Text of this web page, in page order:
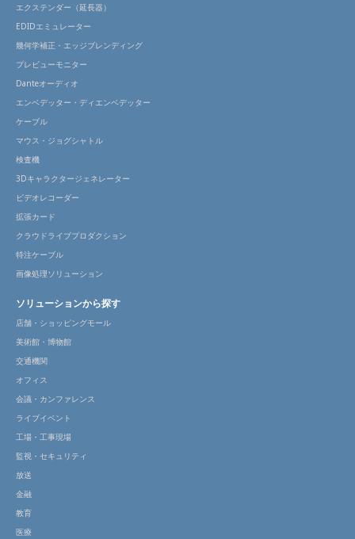
エクステンダー（延長器）
EDIDエミュレーター
幾何学補正・エッジブレンディング
プレビューモニター
Danteオーディオ
エンベデッター・ディエンベデッター
ケーブル
マウス・ジョグシャトル
検査機
3Dキャラクタージェネレーター
ビデオレコーダー
拡張カード
クラウドライブプロダクション
特注ケーブル
画像処理ソリューション
ソリューションから探す
店舗・ショッピングモール
美術館・博物館
交通機関
オフィス
会議・カンファレンス
ライブイベント
工場・工事現場
監視・セキュリティ
放送
金融
教育
医療